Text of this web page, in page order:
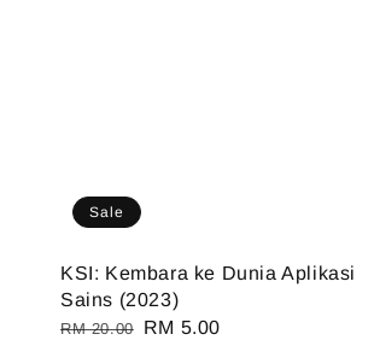
Sale
KSI: Kembara ke Dunia Aplikasi
Sains (2023)
Regular
RM 20.00
Sale
RM 5.00